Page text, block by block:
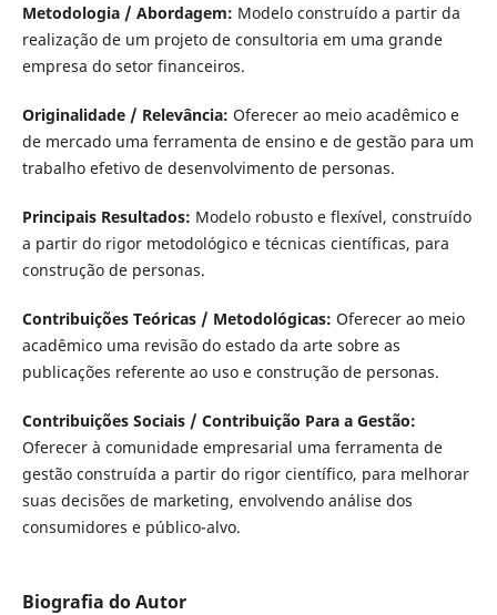
Metodologia / Abordagem: Modelo construído a partir da
realização de um projeto de consultoria em uma grande
empresa do setor financeiros.
Originalidade / Relevância: Oferecer ao meio acadêmico e
de mercado uma ferramenta de ensino e de gestão para um
trabalho efetivo de desenvolvimento de personas.
Principais Resultados: Modelo robusto e flexível, construído
a partir do rigor metodológico e técnicas científicas, para
construção de personas.
Contribuições Teóricas / Metodológicas: Oferecer ao meio
acadêmico uma revisão do estado da arte sobre as
publicações referente ao uso e construção de personas.
Contribuições Sociais / Contribuição Para a Gestão:
Oferecer à comunidade empresarial uma ferramenta de
gestão construída a partir do rigor científico, para melhorar
suas decisões de marketing, envolvendo análise dos
consumidores e público-alvo.
Biografia do Autor